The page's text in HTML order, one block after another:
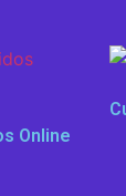
Online